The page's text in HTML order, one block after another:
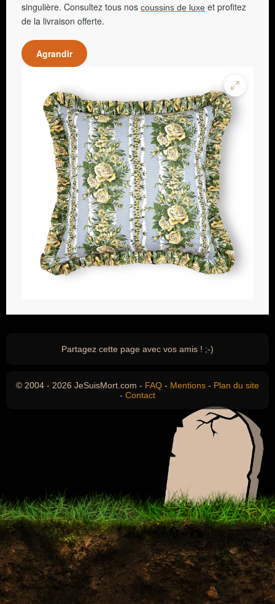
singulière. Consultez tous nos coussins de luxe et profitez
de la livraison offerte.
Agrandir
Partagez cette page avec vos amis ! ;-)
© 2004 - 2026 JeSuisMort.com - FAQ - Mentions - Plan du site
- Contact